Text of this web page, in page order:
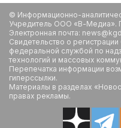
© Информационно-
Учредитель ООО «В-Медиа».
Электронная почта:
Свидетельство о
федеральной службой по
технологий и массовых
Перепечатка информации
гиперссылки.
Материалы в разделах
правах рекламы.